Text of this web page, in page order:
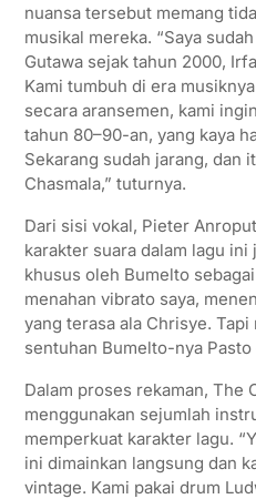
nuansa tersebut memang
musikal mereka. “Saya
Gutawa sejak tahun 2000,
Kami tumbuh di era
secara aransemen, kami
tahun 80–90-an, yang kaya
Sekarang sudah jarang, dan
Chasmala,” tuturnya.
Dari sisi vokal, Pieter
karakter suara dalam lagu ini
khusus oleh Bumelto
menahan vibrato saya,
yang terasa ala Chrisye.
sentuhan Bumelto-nya Pasto
Dalam proses rekaman, The
menggunakan sejumlah
memperkuat karakter lagu.
ini dimainkan langsung dan
vintage. Kami pakai drum